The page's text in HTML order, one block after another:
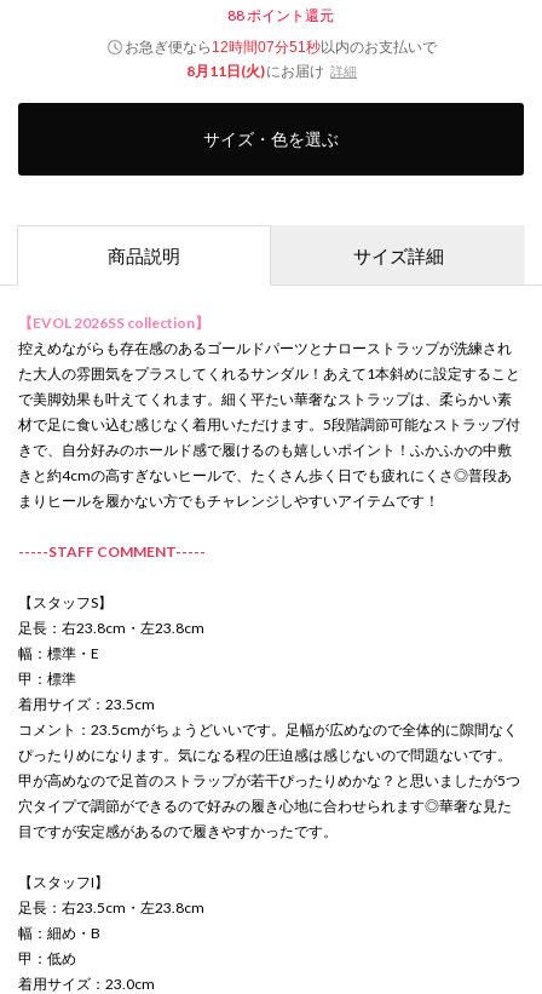
88ポイント還元
お急ぎ便なら 12時間07分49秒以内のお支払いで
8月11日(火)にお届け 詳細
サイズ・色を選ぶ
商品説明 サイズ詳細
【EVOL 2026SS collection】
控えめながらも存在感のあるゴールドパーツとナローストラップが洗練され
た大人の雰囲気をプラスしてくれるサンダル！あえて1本斜めに設定すること
で美脚効果も叶えてくれます。細く平たい華奢なストラップは、柔らかい素
材で足に食い込む感じなく着用いただけます。5段階調節可能なストラップ付
きで、自分好みのホールド感で履けるのも嬉しいポイント！ふかふかの中敷
きと約4cmの高すぎないヒールで、たくさん歩く日でも疲れにくさ◎普段あ
まりヒールを履かない方でもチャレンジしやすいアイテムです！
-----STAFF COMMENT-----
【スタッフS】
足長：右23.8cm・左23.8cm
幅：標準・E
甲：標準
着用サイズ：23.5cm
コメント：23.5cmがちょうどいいです。足幅が広めなので全体的に隙間なく
ぴったりめになります。気になる程の圧迫感は感じないので問題ないです。
甲が高めなので足首のストラップが若干ぴったりめかな？と思いましたが5つ
穴タイプで調節ができるので好みの履き心地に合わせられます◎華奢な見た
目ですが安定感があるので履きやすかったです。
【スタッフI】
足長：右23.5cm・左23.8cm
幅：細め・B
甲：低め
着用サイズ：23.0cm